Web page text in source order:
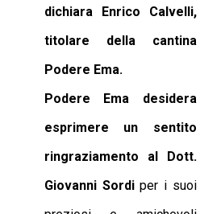
dichiara Enrico Calvelli,
titolare della cantina
Podere Ema.
Podere Ema desidera
esprimere un sentito
ringraziamento al Dott.
Giovanni Sordiper i suoi